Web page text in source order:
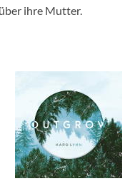
ihre Mutter.